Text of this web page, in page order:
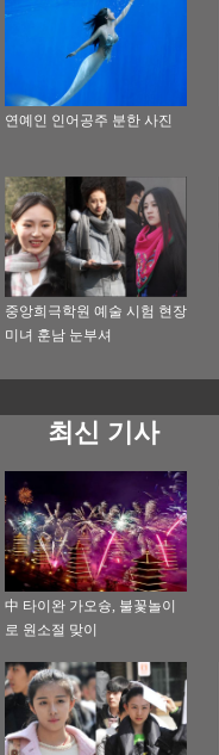
연예인 인어공주 분한 사진
중앙희극학원 예술 시험 현장
미녀 훈남 눈부셔
최신 기사
中 타이완 가오슝, 불꽃놀이
로 원소절 맞이